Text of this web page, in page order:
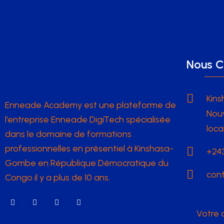
Enneade Academy est une plateforme de
l’entreprise Enneade DigiTech spécialisée
dans le domaine de formations
professionnelles en présentiel à Kinshasa-
Gombe en République Démocratique du
Congo il y a plus de 10 ans.
Nous